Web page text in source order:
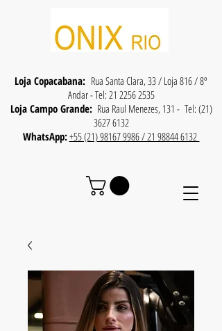
Loja Copacabana: Rua Santa Clara, 33 / Loja 816 / 8º
Andar - Tel: 21 2256 2535
Loja Campo Grande:Rua Raul Menezes, 131 - Tel: (21)
3627 6132
WhatsApp:+55 (21) 98167 9986 / 21 98844 6132